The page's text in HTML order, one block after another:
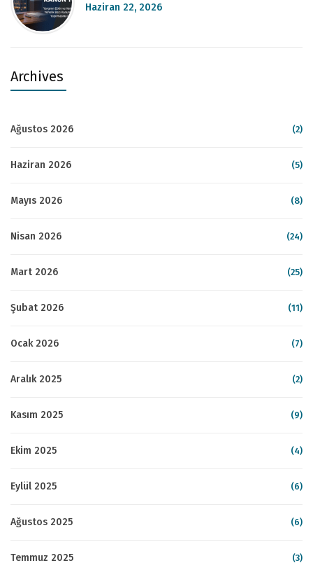
Haziran 22, 2026
Archives
Ağustos 2026 (2)
Haziran 2026 (5)
Mayıs 2026 (8)
Nisan 2026 (24)
Mart 2026 (25)
Şubat 2026 (11)
Ocak 2026 (7)
Aralık 2025 (2)
Kasım 2025 (9)
Ekim 2025 (4)
Eylül 2025 (6)
Ağustos 2025 (6)
Temmuz 2025 (3)